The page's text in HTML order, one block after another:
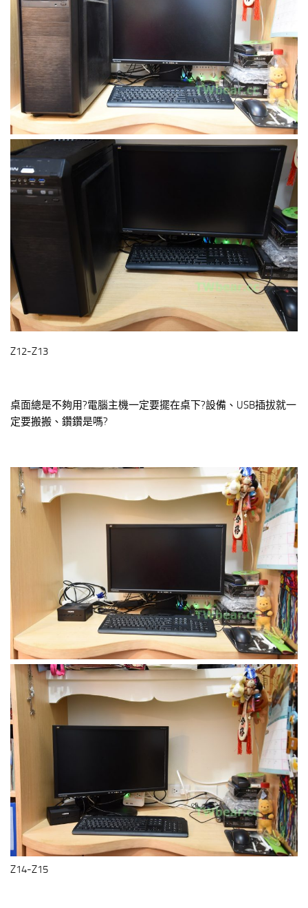
Z12-Z13
桌面總是不夠用?電腦主機一定要擺在桌下?設備、USB插拔就一
定要搬搬、鑽鑽是嗎?
Z14-Z15